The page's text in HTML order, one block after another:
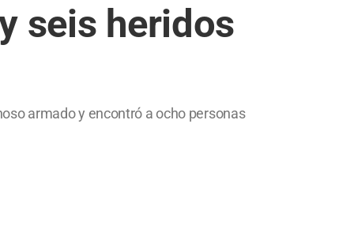
seis heridos
armado y encontró a ocho personas